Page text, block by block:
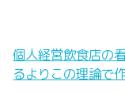
個人経営飲食店
るよりこの理論で